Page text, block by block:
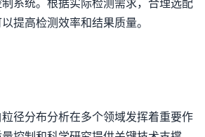
系统。根据实际检测需求，合理选配
提高检测效率和结果质量。
径分布分析在多个领域发挥着重要作